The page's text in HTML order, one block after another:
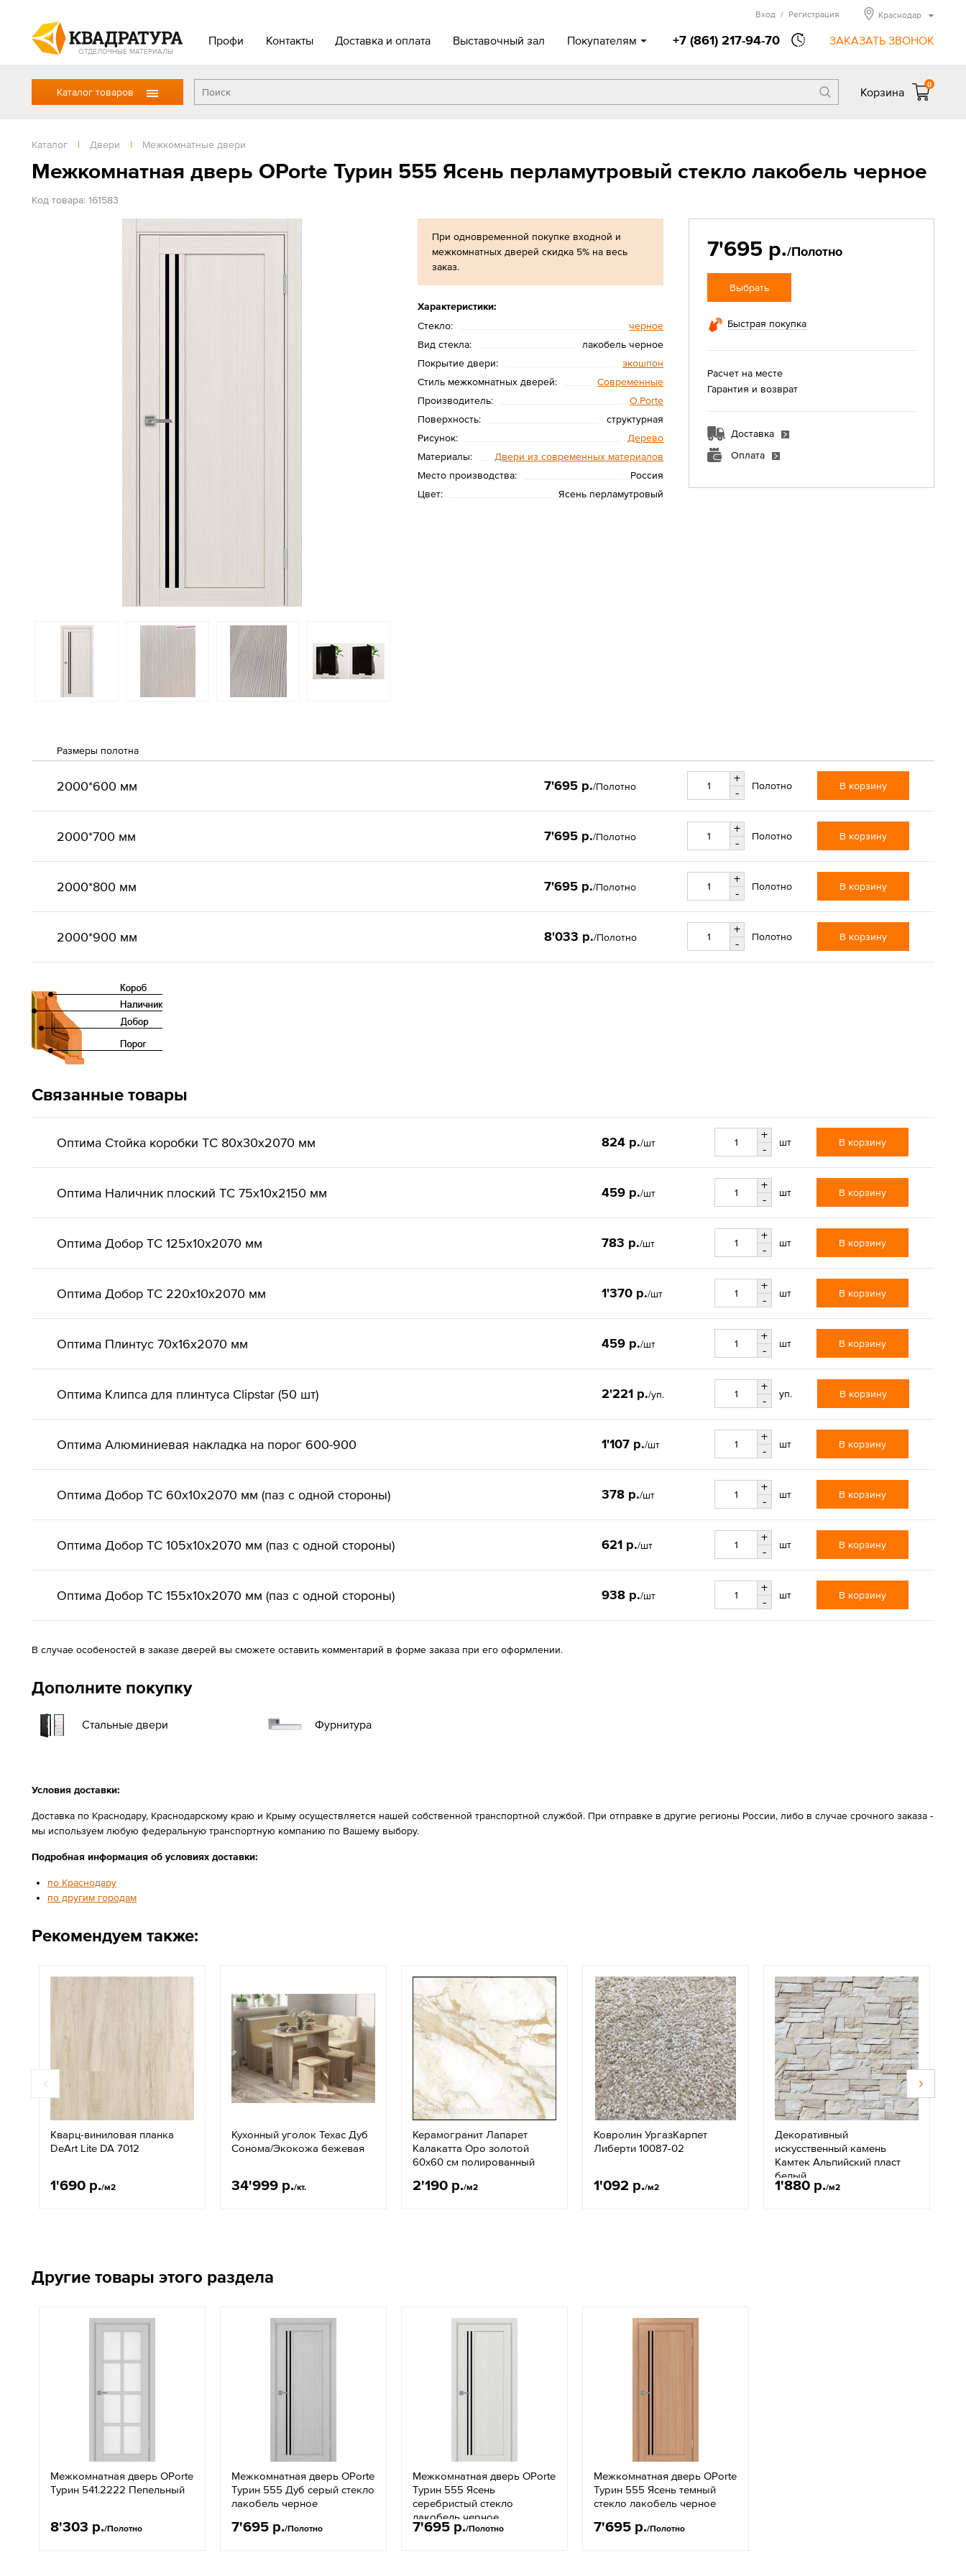
ОТДЕЛОЧНЫЕ МАТЕРИАЛЫ
Профи Контакты Доставка и оплата Выставочный зал Покупателям +7 (861) 217-94-70 ЗАКАЗАТЬ ЗВОНОК
Вход / Регистрация Краснодар
Каталог товаров Корзина
0
Каталог | Двери | Межкомнатные двери
Межкомнатная дверь OPorte Турин 555 Ясень перламутровый стекло лакобель черное
Код товара: 161583
При одновременной покупке входной и
межкомнатных дверей скидка 5% на весь
заказ.
Характеристики:
Стекло:
черное
Вид стекла:
лакобель черное
Покрытие двери:
экошпон
Стиль межкомнатных дверей:
Современные
Производитель:
O.Porte
Поверхность:
структурная
Рисунок:
Дерево
Материалы:
Двери из современных материалов
Место производства:
Россия
Цвет:
Ясень перламутровый
7'695 р./Полотно
Выбрать
Быстрая покупка
Расчет на месте
Гарантия и возврат
Доставка
Оплата
Размеры полотна
2000*600 мм 7'695 р./Полотно
+
-
Полотно В корзину
2000*700 мм 7'695 р./Полотно
+
-
Полотно В корзину
2000*800 мм 7'695 р./Полотно
+
-
Полотно В корзину
2000*900 мм 8'033 р./Полотно
+
-
Полотно В корзину
Связанные товары
Оптима Стойка коробки ТС 80х30х2070 мм 824 р./шт
+
-
шт В корзину
Оптима Наличник плоский ТС 75х10х2150 мм 459 р./шт
+
-
шт В корзину
Оптима Добор ТС 125х10х2070 мм 783 р./шт
+
-
шт В корзину
Оптима Добор ТС 220х10х2070 мм 1'370 р./шт
+
-
шт В корзину
Оптима Плинтус 70х16х2070 мм 459 р./шт
+
-
шт В корзину
Оптима Клипса для плинтуса Clipstar (50 шт) 2'221 р./уп.
+
-
уп. В корзину
Оптима Алюминиевая накладка на порог 600-900 1'107 р./шт
+
-
шт В корзину
Оптима Добор ТС 60х10х2070 мм (паз с одной стороны) 378 р./шт
+
-
шт В корзину
Оптима Добор ТС 105х10х2070 мм (паз с одной стороны) 621 р./шт
+
-
шт В корзину
Оптима Добор ТС 155х10х2070 мм (паз с одной стороны) 938 р./шт
+
-
шт В корзину
В случае особеностей в заказе дверей вы сможете оставить комментарий в форме заказа при его оформлении.
Дополните покупку
Стальные двери Фурнитура
Условия доставки:
Доставка по Краснодару, Краснодарскому краю и Крыму осуществляется нашей собственной транспортной службой. При отправке в другие регионы России, либо в случае срочного заказа -
мы используем любую федеральную транспортную компанию по Вашему выбору.
Подробная информация об условиях доставки:
по Краснодару
по другим городам
Рекомендуем также:
Кварц-виниловая планка
DeArt Lite DA 7012
1'690 р./м2
Кухонный уголок Техас Дуб
Сонома/Экокожа бежевая
34'999 р./кт.
Керамогранит Лапарет
Калакатта Оро золотой
60x60 см полированный
2'190 р./м2
Ковролин УргазКарпет
Либерти 10087-02
1'092 р./м2
Декоративный
искусственный камень
Камтек Альпийский пласт
белый
1'880 р./м2
Другие товары этого раздела
Межкомнатная дверь OPorte
Турин 541.2222 Пепельный
8'303 р./Полотно
Межкомнатная дверь OPorte
Турин 555 Дуб серый стекло
лакобель черное
7'695 р./Полотно
Межкомнатная дверь OPorte
Турин 555 Ясень
серебристый стекло
лакобель черное
7'695 р./Полотно
Межкомнатная дверь OPorte
Турин 555 Ясень темный
стекло лакобель черное
7'695 р./Полотно